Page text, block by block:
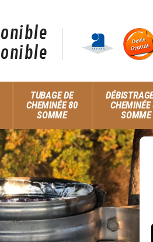
TUBAGE DE
CHEMINÉE 80
SOMME
SOMME